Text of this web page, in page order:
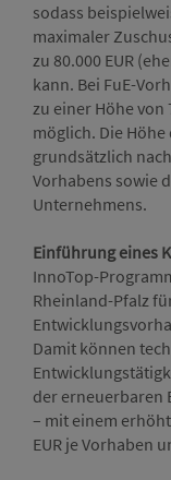
sodass
maximaler
zu 80.000 EUR
kann. Bei FuE-
zu einer Höhe von
möglich. Die
grundsätzlich
Vorhabens sowie
Unternehmens.
Einführung eines
InnoTop-
Rheinland-Pfalz
Damit können
der erneuerbaren
– mit einem
EUR je Vorhaben